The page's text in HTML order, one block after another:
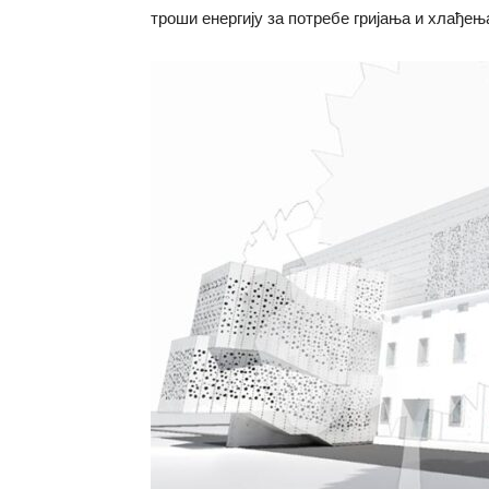
Бањој
Луци
троши енергију за потребе гријања и